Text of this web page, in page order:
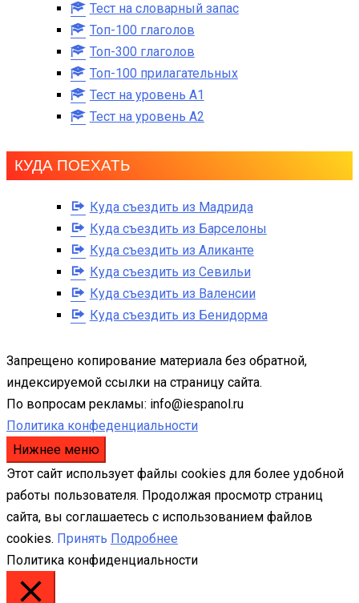
Тест на словарный запас
Топ-100 глаголов
Топ-300 глаголов
Топ-100 прилагательных
Тест на уровень A1
Тест на уровень A2
КУДА ПОЕХАТЬ
Куда съездить из Мадрида
Куда съездить из Барселоны
Куда съездить из Аликанте
Куда съездить из Севильи
Куда съездить из Валенсии
Куда съездить из Бенидорма
Запрещено копирование материала без обратной,
индексируемой ссылки на страницу сайта.
По вопросам рекламы: info@iespanol.ru
Политика конфеденциальности
Нижнее меню
Этот сайт использует файлы cookies для более удобной
работы пользователя. Продолжая просмотр страниц
сайта, вы соглашаетесь с использованием файлов
cookies. Принять Подробнее
Политика конфиденциальности